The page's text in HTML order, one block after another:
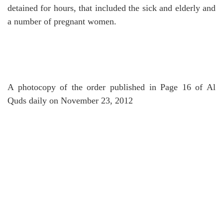
detained for hours, that included the sick and elderly and
a number of pregnant women.
A photocopy of the order published in Page 16 of Al
Quds daily on November 23, 2012